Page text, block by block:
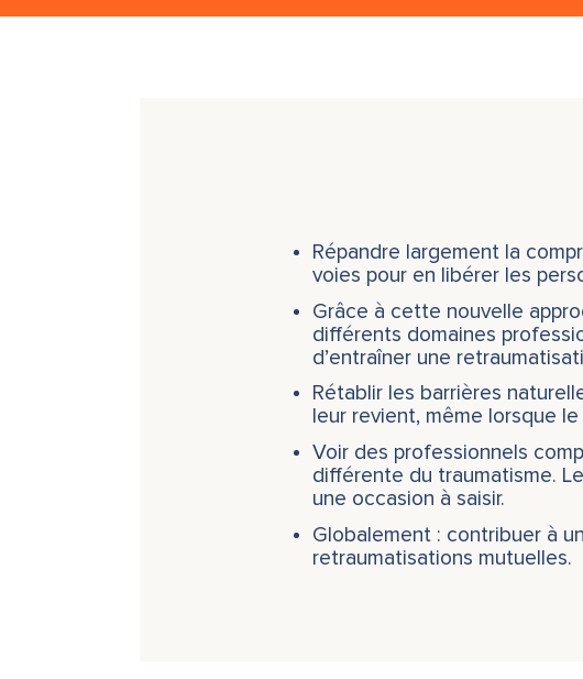
Répandre largement la
voies pour en libérer les
Grâce à cette nouvelle
différents domaines
d’entraîner une
Rétablir les barrières
leur revient, même lorsque
Voir des professionnels
différente du traumatisme.
une occasion à saisir.
Globalement : contribuer à
retraumatisations mutuelles.